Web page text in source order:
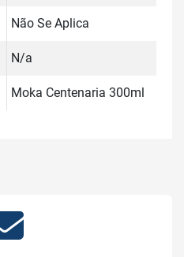
Não Se Aplica
N/a
Moka Centenaria 300ml